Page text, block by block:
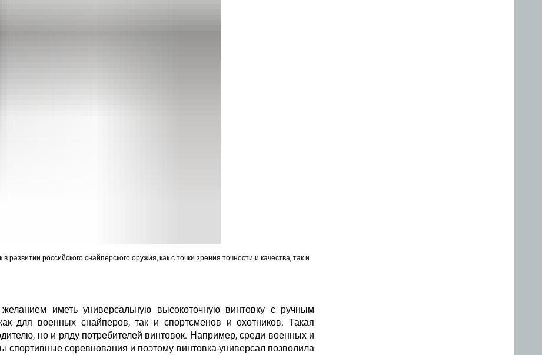
развитии российского снайперского оружия, как с точки зрения точности и качества, так и
иметь универсальную высокоточную винтовку с ручным
для военных снайперов, так и спортсменов и охотников. Такая
но и ряду потребителей винтовок. Например, среди военных и
спортивные соревнования и поэтому винтовка-универсал позволила